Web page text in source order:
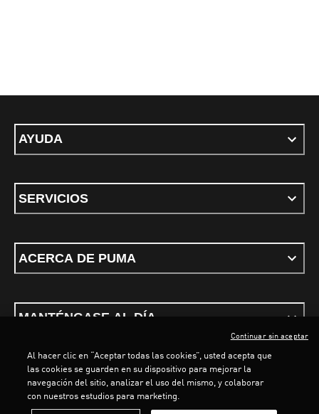
AYUDA
SERVICIOS
ACERCA DE PUMA
MANTÉNGASE AL DÍA
Términos y CondicionesPolítica de privacidad
Al hacer clic en “Aceptar todas las cookies”, usted acepta que
las cookies se guarden en su dispositivo para mejorar la
navegación del sitio, analizar el uso del mismo, y colaborar
con nuestros estudios para marketing.
Continuar sin aceptar